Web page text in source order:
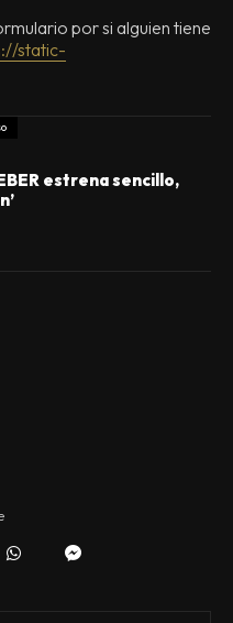
por si alguien tiene
static-
estrena sencillo,